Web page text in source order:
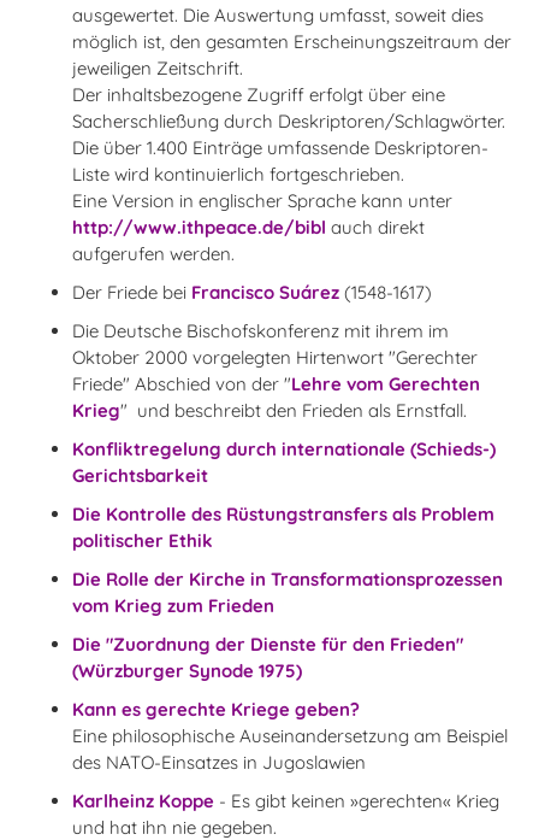
ausgewertet. Die Auswertung umfasst, soweit dies
möglich ist, den gesamten Erscheinungszeitraum der
jeweiligen Zeitschrift.
Der inhaltsbezogene Zugriff erfolgt über eine
Sacherschließung durch Deskriptoren/Schlagwörter.
Die über 1.400 Einträge umfassende Deskriptoren-
Liste wird kontinuierlich fortgeschrieben.
Eine Version in englischer Sprache kann unter
http://www.ithpeace.de/bibl auch direkt
aufgerufen werden.
Der Friede bei Francisco Suárez (1548-1617)
Die Deutsche Bischofskonferenz mit ihrem im
Oktober 2000 vorgelegten Hirtenwort "Gerechter
Friede" Abschied von der "Lehre vom Gerechten
Krieg" und beschreibt den Frieden als Ernstfall.
Konfliktregelung durch internationale (Schieds-)
Gerichtsbarkeit
Die Kontrolle des Rüstungstransfers als Problem
politischer Ethik
Die Rolle der Kirche in Transformationsprozessen
vom Krieg zum Frieden
Die "Zuordnung der Dienste für den Frieden"
(Würzburger Synode 1975)
Kann es gerechte Kriege geben?
Eine philosophische Auseinandersetzung am Beispiel
des NATO-Einsatzes in Jugoslawien
Karlheinz Koppe - Es gibt keinen »gerechten« Krieg
und hat ihn nie gegeben.